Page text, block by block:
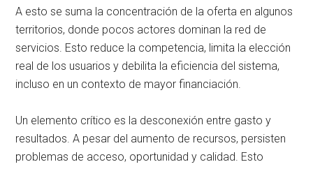
A esto se suma la concentración de la oferta en algunos
territorios, donde pocos actores dominan la red de
servicios. Esto reduce la competencia, limita la elección
real de los usuarios y debilita la eficiencia del sistema,
incluso en un contexto de mayor financiación.
Un elemento crítico es la desconexión entre gasto y
resultados. A pesar del aumento de recursos, persisten
problemas de acceso, oportunidad y calidad. Esto